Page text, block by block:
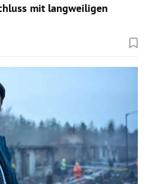
mit langweiligen